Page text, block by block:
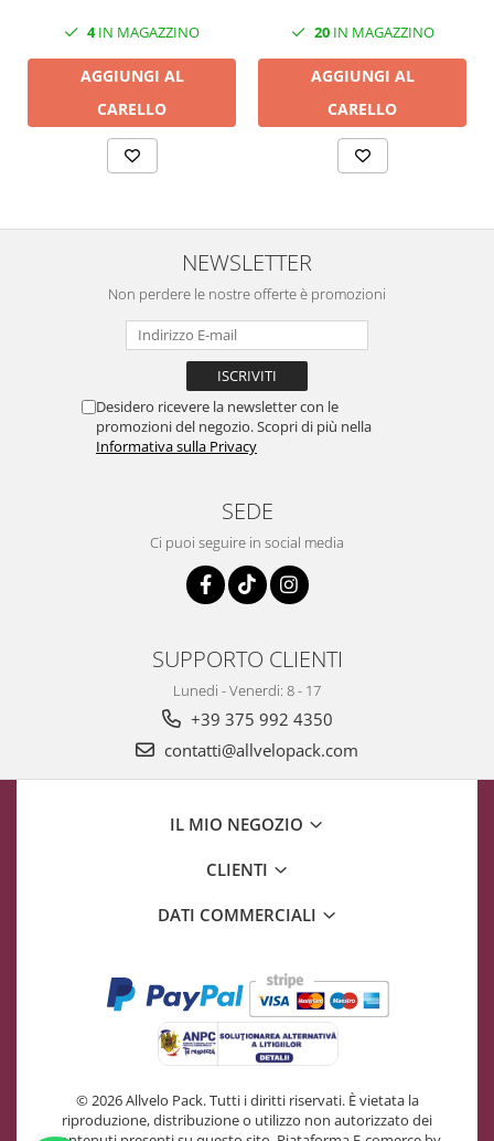
4IN MAGAZZINO
AGGIUNGI AL
CARELLO
20IN MAGAZZINO
AGGIUNGI AL
CARELLO
NEWSLETTER
Non perdere le nostre offerte è promozioni
Desidero ricevere la newsletter con le
promozioni del negozio. Scopri di più nella
Informativa sulla Privacy
SEDE
Ci puoi seguire in social media
SUPPORTO CLIENTI
Lunedi - Venerdi: 8 - 17
+39 375 992 4350
contatti@allvelopack.com
IL MIO NEGOZIO
CLIENTI
DATI COMMERCIALI
© 2026 Allvelo Pack. Tutti i diritti riservati. È vietata la
riproduzione, distribuzione o utilizzo non autorizzato dei